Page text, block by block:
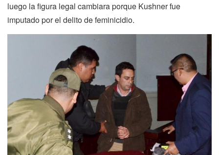
luego la figura legal cambiara porque Kushner fue
imputado por el delito de feminicidio.